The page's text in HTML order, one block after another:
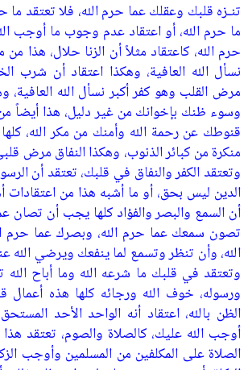
تنـزه قلبك وعقلك عما حرم الله، فلا تعتقد
ما حرم الله، أو اعتقاد عدم وجوب ما أوجب
حرم الله، كاعتقاد مثلاً أن الزنا حلال، هذا
نسأل الله العافية، وهكذا اعتقاد أن شرب
مرض القلب وهو كفر أكبر نسأل الله العافية،
وسوء ظنك بإخوانك من غير دليل، هذا أيضاً
قنوطك عن رحمة الله وأمنك من مكر الله،
منكرة من كبائر الذنوب، وهكذا النفاق مرض
وتعتقد الكفر والنفاق في قلبك، تعتقد أن
الدين ليس بحق، أو ما أشبه هذا من اعتقادات
أن السمع والبصر والفؤاد كلها يجب أن تصان
تصون سمعك عما حرم الله، وبصرك عما حرم
الله، وأن تنظر وتسمع لما ينفعك ويرضي الله
وتعتقد في قلبك ما شرعه الله وما أباح
ورسوله، خوف الله ورجائه كلها هذه أعمال
الظن بالله، اعتقاد أنه الواحد الأحد
أوجب الله عليك، كالصلاة والصوم، تعتقد
الصلاة على المكلفين من المسلمين وأوجب